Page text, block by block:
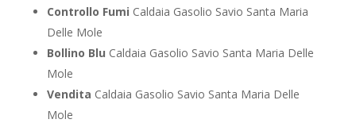
Controllo Fumi Caldaia Gasolio Savio Santa Maria
Delle Mole
Bollino Blu Caldaia Gasolio Savio Santa Maria Delle
Mole
Vendita Caldaia Gasolio Savio Santa Maria Delle
Mole